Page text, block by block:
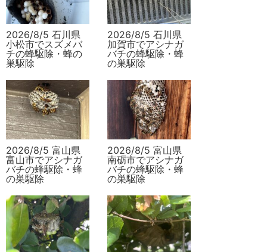
2026/8/5 石川県
小松市でスズメバ
チの蜂駆除・蜂の
巣駆除
2026/8/5 石川県
加賀市でアシナガ
バチの蜂駆除・蜂
の巣駆除
2026/8/5 富山県
富山市でアシナガ
バチの蜂駆除・蜂
の巣駆除
2026/8/5 富山県
南砺市でアシナガ
バチの蜂駆除・蜂
の巣駆除